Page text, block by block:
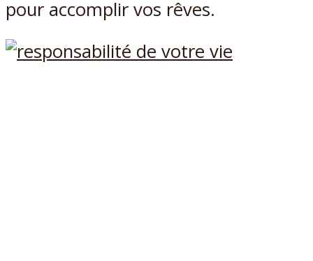
pour accomplir vos rêves.